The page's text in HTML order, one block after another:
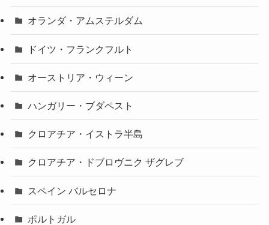
オランダ・アムステルダム
ドイツ・フランクフルト
オーストリア・ウィーン
ハンガリー・ブダペスト
クロアチア・イストラ半島
クロアチア・ドブロヴニク ザグレブ
スペイン バルセロナ
ポルトガル